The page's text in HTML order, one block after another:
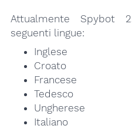
Attualmente Spybot
seguenti lingue:
Inglese
Croato
Francese
Tedesco
Ungherese
Italiano